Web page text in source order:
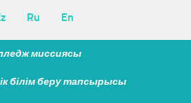
Ru En
миссиясы
білім беру тапсырысы